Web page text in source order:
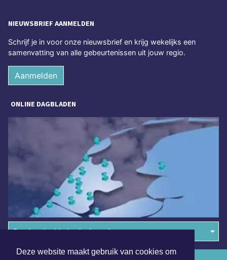
Deze website maakt gebruik van cookies om
NIEUWSBRIEF AANMELDEN
Schrijf je in voor onze nieuwsbrief en krijg wekelijks een
samenvatting van alle gebeurtenissen uit jouw regio.
Aanmelden
ONLINE DAGBLADEN
Overige dagbladen in de regio